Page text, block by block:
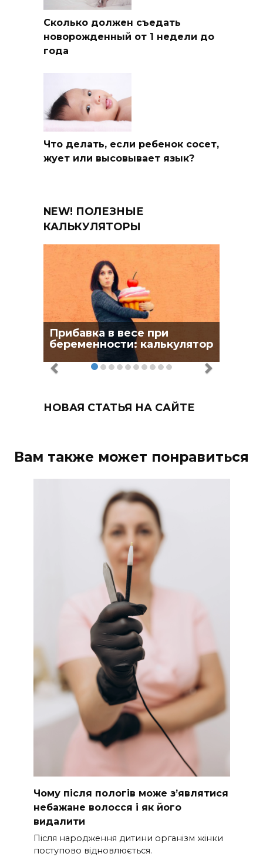
Сколько должен съедать
новорожденный от 1 недели до
года
Что делать, если ребенок сосет,
жует или высовывает язык?
NEW! ПОЛЕЗНЫЕ
КАЛЬКУЛЯТОРЫ
Прибавка в весе при
беременности: калькулятор
НОВАЯ СТАТЬЯ НА САЙТЕ
Вам также может понравиться
Чому після пологів може з’являтися
небажане волосся і як його
видалити
Після народження дитини організм жінки
поступово відновлюється.